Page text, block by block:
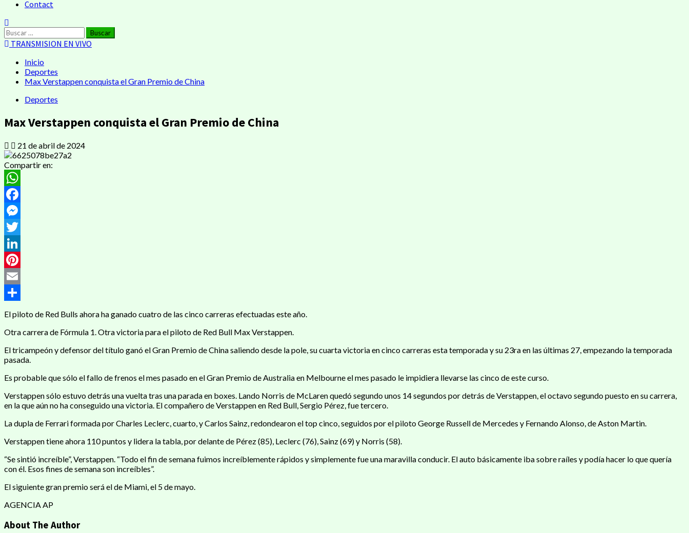
Contact
Buscar:
TRANSMISION EN VIVO
Inicio
Deportes
Max Verstappen conquista el Gran Premio de China
Deportes
Max Verstappen conquista el Gran Premio de China
21 de abril de 2024
Compartir en:
WhatsApp
Facebook
Messenger
Twitter
LinkedIn
Pinterest
Email
El piloto de Red Bulls ahora ha ganado cuatro de las cinco carreras efectuadas este año.
Otra carrera de Fórmula 1. Otra victoria para el piloto de Red Bull Max Verstappen.
El tricampeón y defensor del título ganó el Gran Premio de China saliendo desde la pole, su cuarta victoria en cinco carreras esta temporada y su 23ra en las últimas 27, empezando la temporada
pasada.
Es probable que sólo el fallo de frenos el mes pasado en el Gran Premio de Australia en Melbourne el mes pasado le impidiera llevarse las cinco de este curso.
Verstappen sólo estuvo detrás una vuelta tras una parada en boxes. Lando Norris de McLaren quedó segundo unos 14 segundos por detrás de Verstappen, el octavo segundo puesto en su carrera,
en la que aún no ha conseguido una victoria. El compañero de Verstappen en Red Bull, Sergio Pérez, fue tercero.
La dupla de Ferrari formada por Charles Leclerc, cuarto, y Carlos Sainz, redondearon el top cinco, seguidos por el piloto George Russell de Mercedes y Fernando Alonso, de Aston Martin.
Verstappen tiene ahora 110 puntos y lidera la tabla, por delante de Pérez (85), Leclerc (76), Sainz (69) y Norris (58).
“Se sintió increíble”, Verstappen. “Todo el fin de semana fuimos increíblemente rápidos y simplemente fue una maravilla conducir. El auto básicamente iba sobre raíles y podía hacer lo que quería
con él. Esos fines de semana son increíbles”.
El siguiente gran premio será el de Miami, el 5 de mayo.
AGENCIA AP
About The Author